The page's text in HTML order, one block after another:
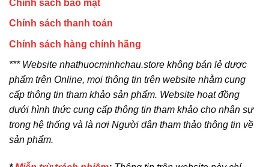
Chính sách bảo mật
Chính sách thanh toán
Chính sách hàng chính hãng
*** Website nhathuocminhchau.store không bán lẻ dược
phẩm trên Online, mọi thông tin trên website nhằm cung
cấp thông tin tham khảo sản phẩm. Website hoạt đồng
dưới hình thức cung cấp thông tin tham khảo cho nhân sự
trong hệ thống và là nơi Người dân tham thảo thông tin về
sản phẩm.